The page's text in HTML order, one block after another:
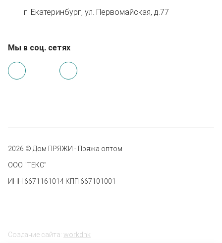
г. Екатеринбург, ул. Первомайская, д.77
Мы в соц. сетях
2026 © Дом ПРЯЖИ - Пряжа оптом
ООО "ТЕКС"
ИНН 6671161014 КПП 667101001
Создание сайта: workdnk